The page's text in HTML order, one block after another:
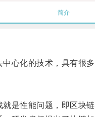
简介
化的技术，具有很多
性能问题，即区块链